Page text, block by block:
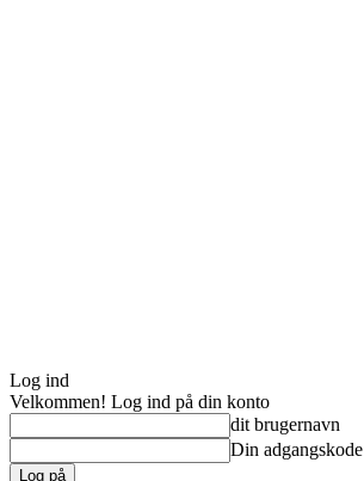
Log ind
Velkommen! Log ind på din konto
dit brugernavn
Din adgangskode